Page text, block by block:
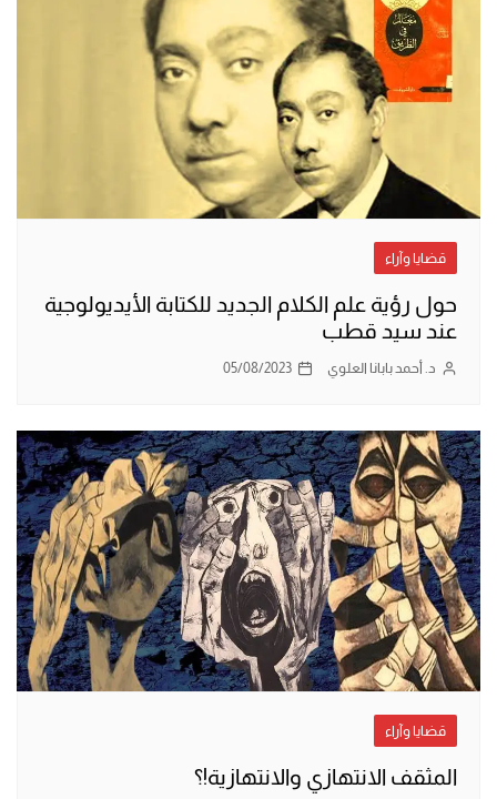
قضايا وآراء
حول رؤية علم الكلام الجديد للكتابة الأيديولوجية
عند سيد قطب
د. أحمد بابانا العلوي 05/08/2023
قضايا وآراء
المثقف الانتهازي والانتهازية!؟